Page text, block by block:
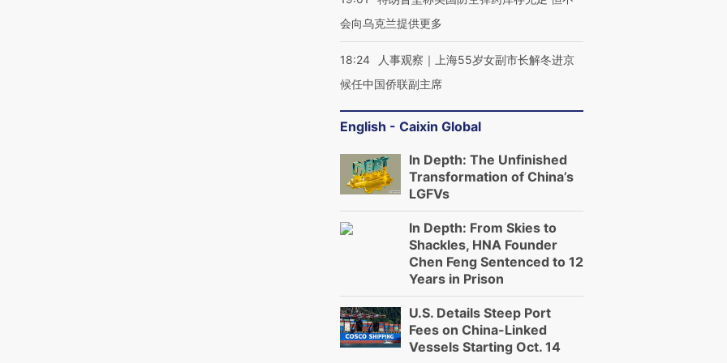
会向乌克兰提供更多
18:24
人事观察｜上海55岁女副市长解冬进京
候任中国侨联副主席
English - Caixin Global
In Depth: The Unfinished
Transformation of China’s
LGFVs
In Depth: From Skies to
Shackles, HNA Founder
Chen Feng Sentenced to 12
Years in Prison
U.S. Details Steep Port
Fees on China-Linked
Vessels Starting Oct. 14